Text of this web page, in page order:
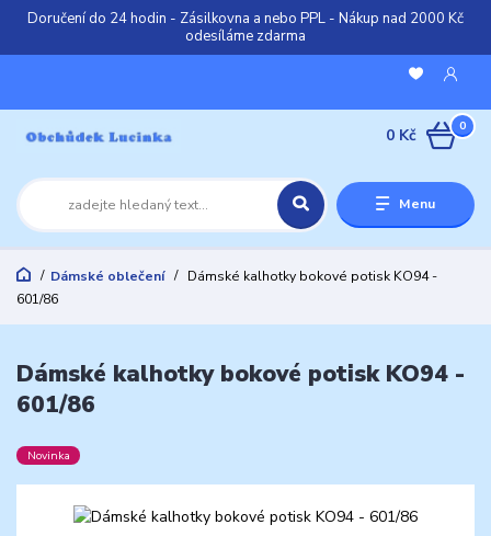
Doručení do 24 hodin - Zásilkovna a nebo PPL - Nákup nad 2000 Kč
odesíláme zdarma
Menu
0
0 Kč
Dámské oblečení
Dámské kalhotky bokové potisk KO94 -
601/86
Dámské kalhotky bokové potisk KO94 -
601/86
Novinka